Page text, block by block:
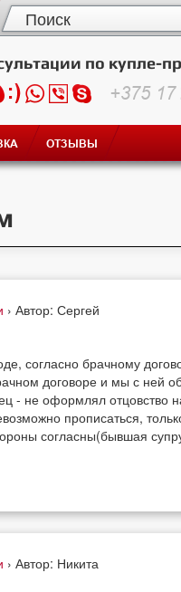
по купле-
+375 17
ОТЗЫВЫ
› Автор: Сергей
согласно брачному
договоре и мы с ней
- не оформлял отцовство
прописаться,
согласны(бывшая
› Автор: Никита